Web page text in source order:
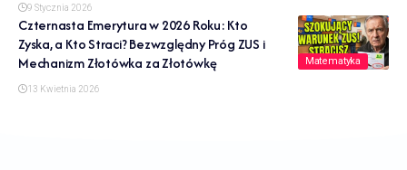
9 Stycznia 2026
Matematyka
Czternasta Emerytura w 2026 Roku: Kto
Zyska, a Kto Straci? Bezwzględny Próg ZUS i
Mechanizm Złotówka za Złotówkę
13 Kwietnia 2026